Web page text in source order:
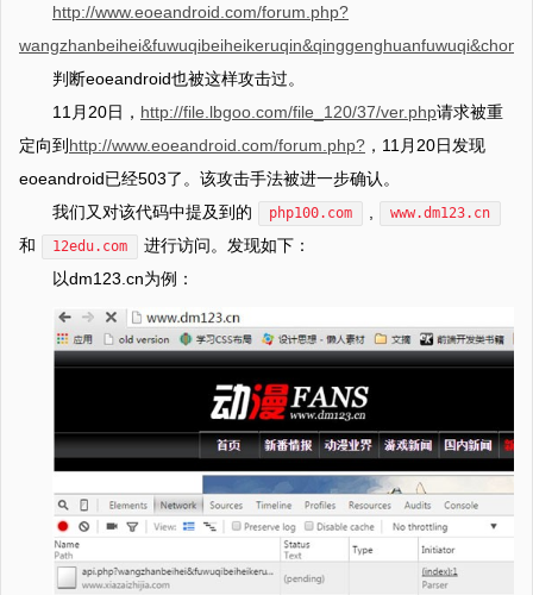
http://www.eoeandroid.com/forum.php?
判断eoeandroid也被这样攻击过。
11月20日， http://file.lbgoo.com/file_120/37/ver.php请求被重
定向到 http://www.eoeandroid.com/forum.php? ，11月20日发现
eoeandroid已经503了。该攻击手法被进一步确认。
我们又对该代码中提及到的
php100.com www.dm123.cn
和 12edu.com
进行访问。发现如下：
以dm123.cn为例：